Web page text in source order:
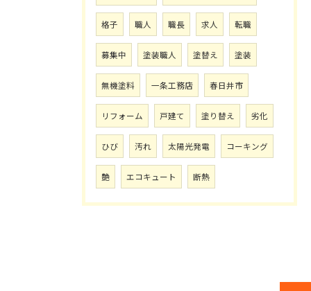
格子 職人 職長 求人 転職
募集中 塗装職人 塗替え 塗装
無機塗料 一条工務店 春日井市
リフォーム 戸建て 塗り替え 劣化
ひび 汚れ 太陽光発電 コーキング
艶 エコキュート 断熱